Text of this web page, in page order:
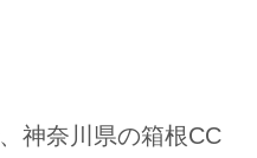
神奈川県の箱根CC